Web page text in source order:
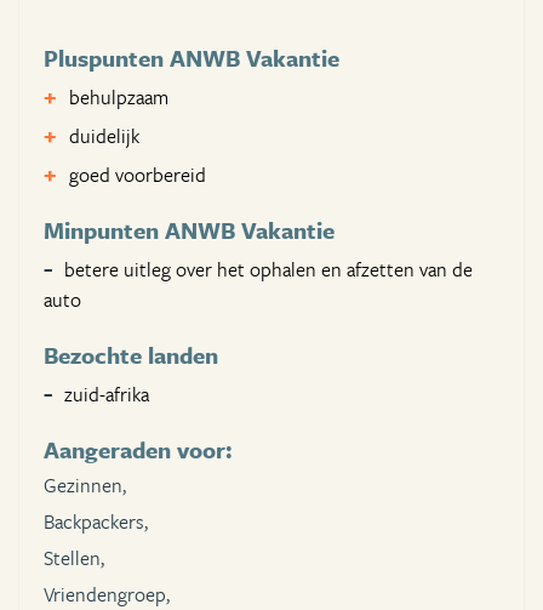
Pluspunten ANWB Vakantie
behulpzaam
duidelijk
goed voorbereid
Minpunten ANWB Vakantie
betere uitleg over het ophalen en afzetten van de
auto
Bezochte landen
zuid-afrika
Aangeraden voor:
Gezinnen,
Backpackers,
Stellen,
Vriendengroep,